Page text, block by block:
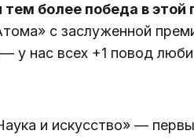
тем более победа в
с заслуженной
у нас всех +1 повод
и искусство» —